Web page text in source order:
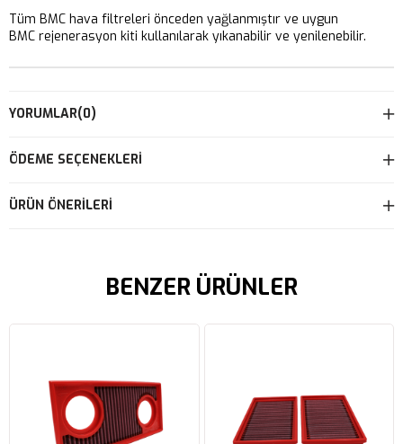
Tüm BMC hava filtreleri önceden yağlanmıştır ve uygun
BMC rejenerasyon kiti kullanılarak yıkanabilir ve yenilenebilir.
YORUMLAR(0)
ÖDEME SEÇENEKLERI
ÜRÜN ÖNERILERI
BENZER ÜRÜNLER